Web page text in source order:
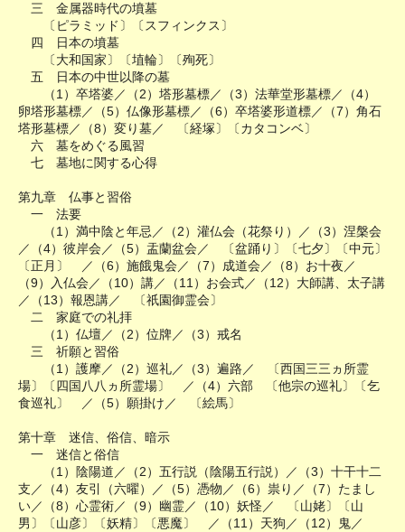
三 金属器時代の墳墓
〔ピラミッド〕〔スフィンクス〕
四 日本の墳墓
〔大和国家〕〔埴輪〕〔殉死〕
五 日本の中世以降の墓
（1）卒塔婆／（2）塔形墓標／（3）法華堂形墓標／（4）
卵塔形墓標／（5）仏像形墓標／（6）卒塔婆形道標／（7）角石
塔形墓標／（8）変り墓／ 〔経塚〕〔カタコンベ〕
六 墓をめぐる風習
七 墓地に関する心得
第九章 仏事と習俗
一 法要
（1）満中陰と年忌／（2）灌仏会（花祭り）／（3）涅槃会
／（4）彼岸会／（5）盂蘭盆会／ 〔盆踊り〕〔七夕〕〔中元〕
〔正月〕 ／（6）施餓鬼会／（7）成道会／（8）お十夜／
（9）入仏会／（10）講／（11）お会式／（12）大師講、太子講
／（13）報恩講／ 〔祇園御霊会〕
二 家庭での礼拝
（1）仏壇／（2）位牌／（3）戒名
三 祈願と習俗
（1）護摩／（2）巡礼／（3）遍路／ 〔西国三三ヵ所霊
場〕〔四国八八ヵ所霊場〕 ／（4）六部 〔他宗の巡礼〕〔乞
食巡礼〕 ／（5）願掛け／ 〔絵馬〕
第十章 迷信、俗信、暗示
一 迷信と俗信
（1）陰陽道／（2）五行説（陰陽五行説）／（3）十干十二
支／（4）友引（六曜）／（5）憑物／（6）祟り／（7）たまし
い／（8）心霊術／（9）幽霊／（10）妖怪／ 〔山姥〕〔山
男〕〔山彦〕〔妖精〕〔悪魔〕 ／（11）天狗／（12）鬼／